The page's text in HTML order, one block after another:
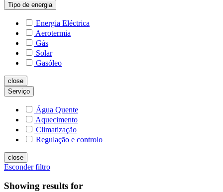
Tipo de energia
Energia Eléctrica
Aerotermia
Gás
Solar
Gasóleo
close
Serviço
Água Quente
Aquecimento
Climatização
Regulação e controlo
close
Esconder filtro
Showing results for